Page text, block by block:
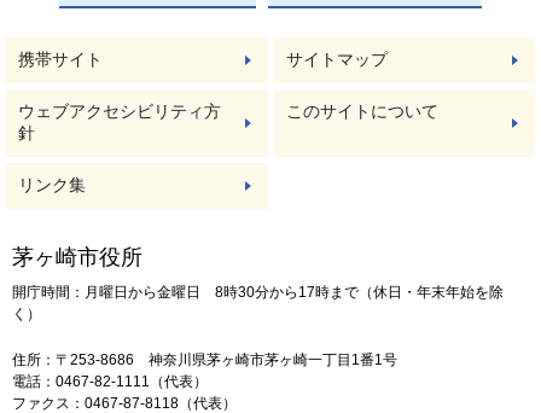
携帯サイト サイトマップ
ウェブアクセシビリティ方
針
このサイトについて
リンク集
茅ヶ崎市役所
開庁時間：月曜日から金曜日 8時30分から17時まで（休日・年末年始を除
く）
住所：〒253-8686 神奈川県茅ヶ崎市茅ヶ崎一丁目1番1号
電話：0467-82-1111（代表）
ファクス：0467-87-8118（代表）